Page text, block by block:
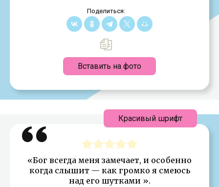
Поделиться:
Вставить на фото
«Бог всегда меня замечает, и особенно
когда слышит — как громко я смеюсь
над его шутками ».
Красивый шрифт